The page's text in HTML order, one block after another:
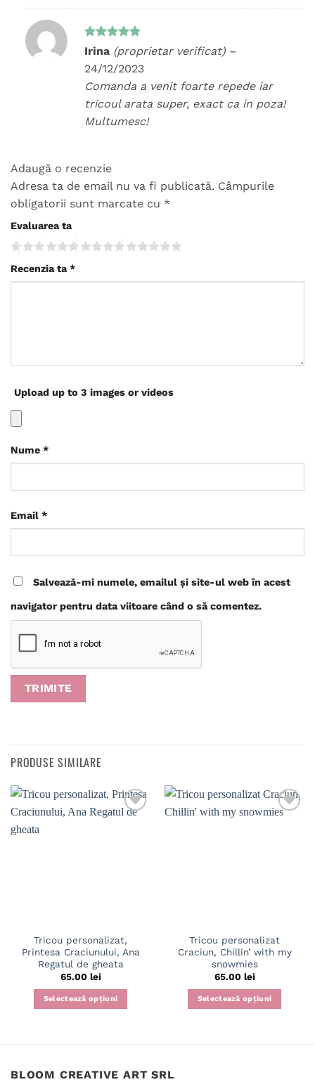
Evaluat la
din 5
Irina (proprietar verificat) –
24/12/2023
Comanda a venit foarte repede iar
tricoul arata super, exact ca in poza!
Multumesc!
Adaugă o recenzie
Adresa ta de email nu va fi publicată. Câmpurile
obligatorii sunt marcate cu *
Evaluarea ta
Recenzia ta*
Upload up to 3 images or videos
Nume *
Email *
Salvează-mi numele, emailul și site-ul web în acest
navigator pentru data viitoare când o să comentez.
PRODUSE SIMILARE
Tricou personalizat,
Printesa Craciunului, Ana
Regatul de gheata
65.00 lei
Selectează opțiuni
multe
Tricou personalizat
Craciun, Chillin’ with my
snowmies
65.00 lei
Selectează opțiuni
BLOOM CREATIVE ART SRL